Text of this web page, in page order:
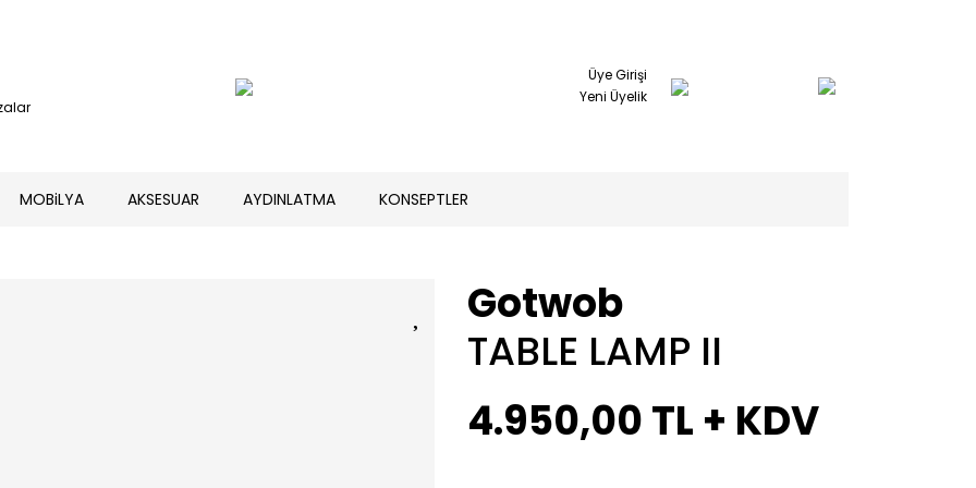
Üye Girişi
Yeni Üyelik
MOBiLYA AKSESUAR AYDINLATMA KONSEPTLER
Gotwob
TABLE LAMP II
4.950,00 TL + KDV